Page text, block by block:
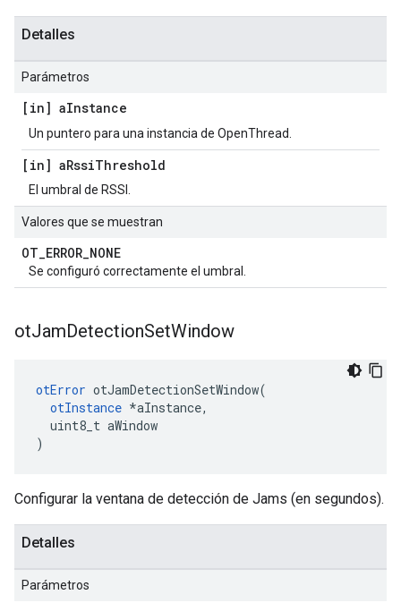
Detalles
Parámetros
[in] aInstance
Un puntero para una instancia de OpenThread.
[in] aRssiThreshold
El umbral de RSSI.
Valores que se muestran
OT_ERROR_NONE
Se configuró correctamente el umbral.
otJamDetectionSetWindow
otError otJamDetectionSetWindow(
otInstance *aInstance,
uint8_t aWindow
)
Configurar la ventana de detección de Jams (en segundos).
Detalles
Parámetros